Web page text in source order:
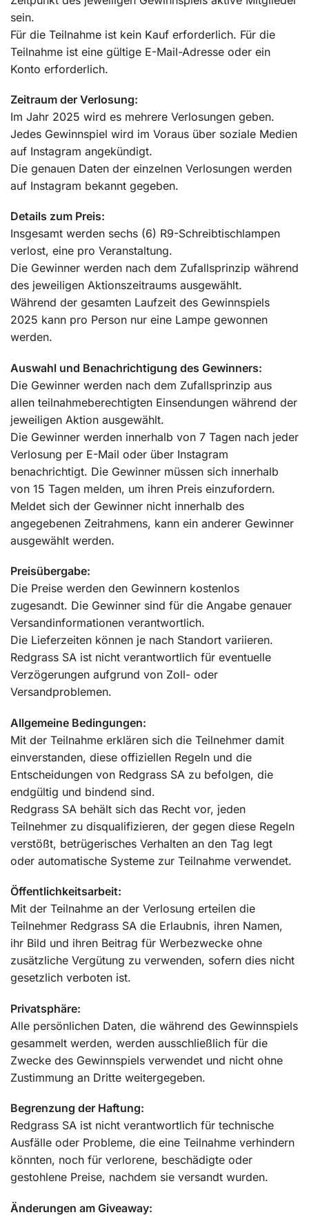
sein.
Für die Teilnahme ist kein Kauf erforderlich. Für die
Teilnahme ist eine gültige E-Mail-Adresse oder ein
Konto erforderlich.
Zeitraum der Verlosung:
Im Jahr 2025 wird es mehrere Verlosungen geben.
Jedes Gewinnspiel wird im Voraus über soziale Medien
auf Instagram angekündigt.
Die genauen Daten der einzelnen Verlosungen werden
auf Instagram bekannt gegeben.
Details zum Preis:
Insgesamt werden sechs (6) R9-Schreibtischlampen
verlost, eine pro Veranstaltung.
Die Gewinner werden nach dem Zufallsprinzip während
des jeweiligen Aktionszeitraums ausgewählt.
Während der gesamten Laufzeit des Gewinnspiels
2025 kann pro Person nur eine Lampe gewonnen
werden.
Auswahl und Benachrichtigung des Gewinners:
Die Gewinner werden nach dem Zufallsprinzip aus
allen teilnahmeberechtigten Einsendungen während der
jeweiligen Aktion ausgewählt.
Die Gewinner werden innerhalb von 7 Tagen nach jeder
Verlosung per E-Mail oder über Instagram
benachrichtigt. Die Gewinner müssen sich innerhalb
von 15 Tagen melden, um ihren Preis einzufordern.
Meldet sich der Gewinner nicht innerhalb des
angegebenen Zeitrahmens, kann ein anderer Gewinner
ausgewählt werden.
Preisübergabe:
Die Preise werden den Gewinnern kostenlos
zugesandt. Die Gewinner sind für die Angabe genauer
Versandinformationen verantwortlich.
Die Lieferzeiten können je nach Standort variieren.
Redgrass SA ist nicht verantwortlich für eventuelle
Verzögerungen aufgrund von Zoll- oder
Versandproblemen.
Allgemeine Bedingungen:
Mit der Teilnahme erklären sich die Teilnehmer damit
einverstanden, diese offiziellen Regeln und die
Entscheidungen von Redgrass SA zu befolgen, die
endgültig und bindend sind.
Redgrass SA behält sich das Recht vor, jeden
Teilnehmer zu disqualifizieren, der gegen diese Regeln
verstößt, betrügerisches Verhalten an den Tag legt
oder automatische Systeme zur Teilnahme verwendet.
Öffentlichkeitsarbeit:
Mit der Teilnahme an der Verlosung erteilen die
Teilnehmer Redgrass SA die Erlaubnis, ihren Namen,
ihr Bild und ihren Beitrag für Werbezwecke ohne
zusätzliche Vergütung zu verwenden, sofern dies nicht
gesetzlich verboten ist.
Privatsphäre:
Alle persönlichen Daten, die während des Gewinnspiels
gesammelt werden, werden ausschließlich für die
Zwecke des Gewinnspiels verwendet und nicht ohne
Zustimmung an Dritte weitergegeben.
Begrenzung der Haftung:
Redgrass SA ist nicht verantwortlich für technische
Ausfälle oder Probleme, die eine Teilnahme verhindern
könnten, noch für verlorene, beschädigte oder
gestohlene Preise, nachdem sie versandt wurden.
Änderungen am Giveaway: